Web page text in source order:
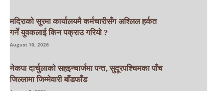
मदिराको सुरमा कार्यालयमै कर्मचारीसँग अश्लिल हर्कत
गर्ने युवकलाई किन पक्राउ गरियाे ?
August 10, 2026
नेकपा दार्चुलाको सहइन्चार्जमा पन्त, सुदूरपश्चिमका पाँच
जिल्लामा जिम्मेवारी बाँडफाँड